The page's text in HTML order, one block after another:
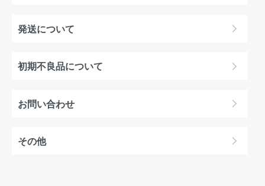
発送について
初期不良品について
お問い合わせ
その他